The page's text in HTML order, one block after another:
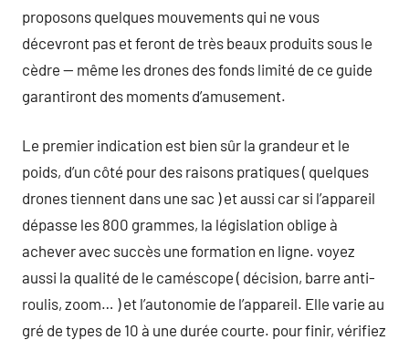
proposons quelques mouvements qui ne vous
décevront pas et feront de très beaux produits sous le
cèdre — même les drones des fonds limité de ce guide
garantiront des moments d’amusement.
Le premier indication est bien sûr la grandeur et le
poids, d’un côté pour des raisons pratiques ( quelques
drones tiennent dans une sac ) et aussi car si l’appareil
dépasse les 800 grammes, la législation oblige à
achever avec succès une formation en ligne. voyez
aussi la qualité de le caméscope ( décision, barre anti-
roulis, zoom… ) et l’autonomie de l’appareil. Elle varie au
gré de types de 10 à une durée courte. pour finir, vérifiez